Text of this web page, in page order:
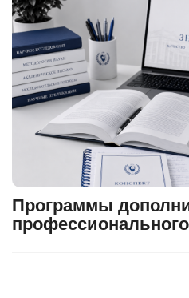
Программы